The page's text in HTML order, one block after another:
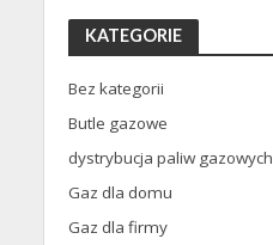
KATEGORIE
Bez kategorii
Butle gazowe
dystrybucja paliw gazowych
Gaz dla domu
Gaz dla firmy